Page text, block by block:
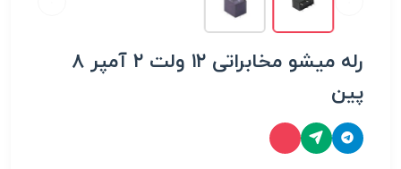
رله میشو مخابراتی ۱۲ ولت ۲ آمپر ۸
پین